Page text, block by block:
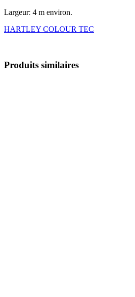
Largeur: 4 m environ.
HARTLEY COLOUR TEC
Produits similaires